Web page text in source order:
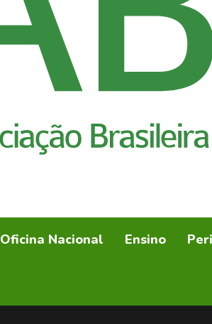
Oficina Nacional Ensino